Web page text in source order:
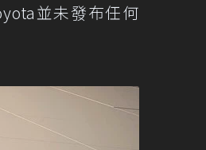
並未發布任何